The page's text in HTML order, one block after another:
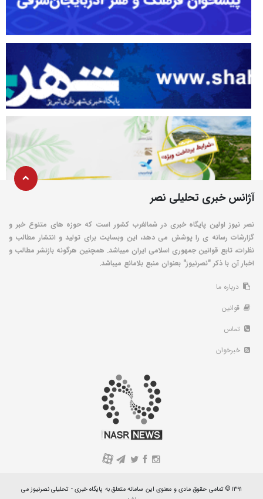
آژانس خبری تحلیلی نصر
نصر نیوز اولین پایگاه خبری در شمالغرب کشور است که حوزه های متنوع خبر و
گزارشات رسانه ی را پوشش می دهد، این وبسایت برای تولید و انتشار مطالب و
نظرات، تابع قوانین جمهوری اسلامی ایران میباشد. همچنین هرگونه بازنشر مطالب و
اخبار آن با ذکر "نصرنیوز" بعنوان منبع بلامانع میباشد.
درباره ما
قوانین
تماس
خبرخوان
A
۱۳۹۱ © تمامی حقوق مادی و معنوی این سامانه متعلق به پایگاه خبری - تحلیلی نصرنیوز می